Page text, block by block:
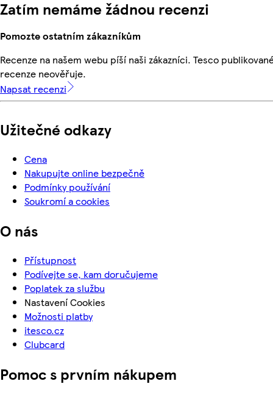
Zatím nemáme žádnou recenzi
Pomozte ostatním zákazníkům
Recenze na našem webu píší naši zákazníci. Tesco
recenze neověřuje.
Napsat recenzi
Užitečné odkazy
Cena
Nakupujte online bezpečně
Podmínky používání
Soukromí a cookies
O nás
Přístupnost
Podívejte se, kam doručujeme
Poplatek za službu
Nastavení Cookies
Možnosti platby
itesco.cz
Clubcard
Pomoc s prvním nákupem